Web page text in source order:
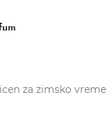
za zimsko vreme